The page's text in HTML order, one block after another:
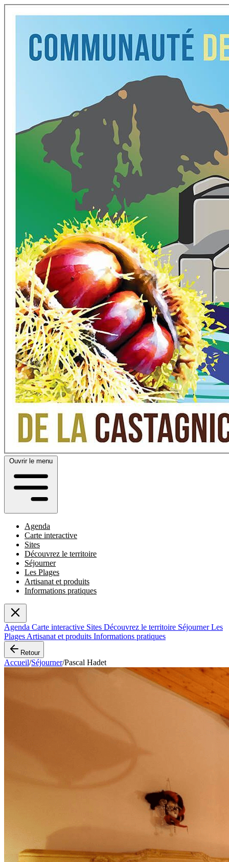
Ouvrir le menu
Agenda
Carte interactive
Sites
Découvrez le territoire
Séjourner
Les Plages
Artisanat et produits
Informations pratiques
Agenda Carte interactive Sites Découvrez le territoire SéjournerLes
Plages Artisanat et produits Informations pratiques
Retour
Accueil/Séjourner/Pascal Hadet